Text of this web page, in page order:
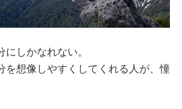
しかなれない。
を想像しやすくしてくれる人が、憧